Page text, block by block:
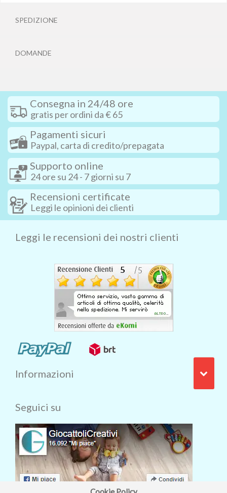
SPEDIZIONE
DOMANDE
Consegna in 24/48 ore
gratis per ordini da € 65
Pagamenti sicuri
Paypal, carta di credito/prepagata
Supporto online
24 ore su 24 - 7 giorni su 7
Recensioni certificate
Leggi le opinioni dei clienti
Leggi le recensioni dei nostri clienti
Informazioni
Seguici su